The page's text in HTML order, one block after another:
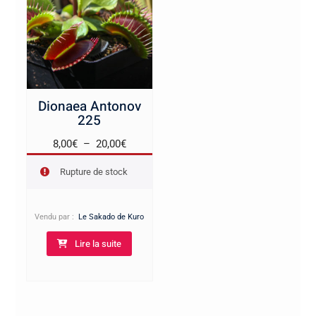
Dionaea Antonov
225
8,00€ – 20,00€Plage
à
20,00€
Rupture de stock
Vendu par :Le Sakado de Kuro
Lire la suite